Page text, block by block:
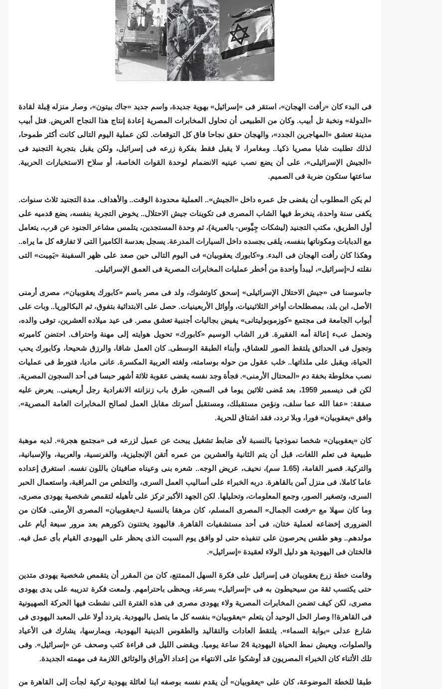
فى البدء كان «رأفت الهجان»، استقر فى «إسرائيل» بهوية جديدة، واسم جديد «جاك بيتون»، وصار منزله قِبلة لقادة
«الدولة» ونخبة تل أبيب. وكان من الطبيعى أن تحاول المخابرات المصرية إعادة إنتاج هذا النجاح العريض. فتل أبيب
مدينة تعشق «المهاجرين الجدد»، والهجان حقق نجاحا فاق كل التوقعات. لكن عملية اليوم التالى كانت أكثر طموحا،
لذلك تطلبت شابا مصريا ذكيا.. ومغامرا، لا يقبل فقط بفكرة زرعه فى إسرائيل، ولكن يقبل بتجربة التجنيد فى
«الجيش الإسرائيلى»، على أن يضع نصب عينيه الانضمام لوحدة القوات الخاصة، أو سلاح الاستخبارات الحربية.
ساعتها ستكون ضربة فى الصميم.
لم يكن المطلوب أن يقضى جل عمره داخل «الجيش».. العملية محدودة الوقت.. والأهداف. مدة التجنيد ثلاث سنوات.
يكفى سنة واحدة، ينخرط فيها الشاب المصرى فى تكوينات جيش الاحتلال.. يخوض التجربة بنفسه، يضع قدميه على
أول الطريق، مكتب التجنيد (ليشكات جِيِّوس- بالعبرية)، ثم وحدة المستجدين، يتلمس مشاعر الجنود عن قرب، يتعامل
مع الدبابات ومكوناتها بنفسه، يلقى بجسده داخل السيارات المدرعة. يسجل بعدسة الكاميرا التى لا تفارقه كل ما يراه..
وهكذا كان رأفت الهجان فى البدء. و«كابورك يعقوبيان» فى اليوم التالى حين صعد على ظهر السفينة «يَمِيت» التى
نقلته لـ«إسرائيل»، ليبدأ واحدة من أخطر عمليات المخابرات المصرية فى العمق الإسرائيلى.
جاسوسنا فى «جيش الاحتلال الإسرائيلى» إسحق كاوتشوك، ولد فى مصر باسم «كابورك يعقوبيان»، مصرى أرمنى
الأصل، ابن بلد، بمصطلحات أواخر الثلاثينيات، وأوائل الأربعينيات. حصل على الابتدائية بتفوق، ثم البكالوريا.. وبات على
أبواب الجامعة فى مجتمع «كوزموبوليتانى» يفيض بجاليات أجنبية تعشق مصر. فى عيد ميلاده العشرين، توفى والده،
وتحمل عبء إعالة أمه الفقيرة. قرر الشاب الوسيم «كابورك» تحويل هوايته إلى مهنة واحتراف. احتضن كاميرته
وتجول فى الحدائق يلتقط الصور للعشاق، وأبناء الطبقة الوسطى. كان العمل شاقا، والرزق شحيحا، وكابورك يحب
الحياة، ويقبل على ملذاتها.. خلب عقول من حوله بوسامته، ولغته العربية المكسرة. عانى ماديا، فتورط فى عمليات
نصب مخلوطة بخفة دم «المحتال الأرمنى». فجأة وجد نفسه يقضى عقوبة ثلاثة أشهر حبسا فى أحد السجون المصرية.
لكن فى ديسمبر 1959، بعد مُضى ثلاثين يوما فى السجن، طرق باب زنزانته الانفرادية رجل أربعينى.. يعرض عليه
صفقة: «عفا الله عما سلف، ونؤمن مستقبلك، ومستقبل أسرتك مقابل العمل لصالح المخابرات العامة المصرية».
وافق «يعقوبيان» فورا، وبلا تردد، فقد اشتاق للحرية.
كان «يعقوبيان» شخصا نموذجيا بالنسبة لأى ضابط تشغيل يبحث عن عميل لزرعه فى «مجتمع هجرة». لديه موهبة
طبيعية فى تعلم اللغات، قبل أن يتم الثانية والعشرين من عمره أتقن الإنجليزية، والفرنسية، والعربية، والإسبانية،
والتركية. قصير القامة، (1.65 سم)، نحيف، عريض الوجه.. شعره بنى وعيناه صافيتان باللون نفسه. استغرق إعداده
عاما كاملا، فى منزل آمن بالقاهرة. دربه الخبراء على أساليب العمل السرى، والتخلص من المراقبة، واستعمال الحبر
السرى، وتصغير الصور، وجمع المعلومات، وتحليلها. لكن الجهد الأكبر تركز على تأهيله لتقمص شخصية يهودى مصرى،
وما كان سهلا مع «رفعت الجمال» المصرى المسلم، كان مرهقا بالنسبة لـ«يعقوبيان» المصرى الأرمنى. فكان من
الضرورى إخضاعه لعملية ختان، فى أحد مستشفيات القاهرة. فاليهود يختنون ذكورهم بعد مرور سبعة أيام على
مولدهم.. وهو طقس يحرصون على تنفيذه حتى لو وافق يوم السبت الذى يحظر على اليهودى القيام بأى عمل فيه.
فالختان فى اليهودية هو دليل الولاء لعقيدة «إسرائيل».
وقامت خطة زرع يعقوبيان فى إسرائيل على فكرة السهل الممتنع، كان من المقرر أن يتقمص شخصية يهودى متدين
حتى يكتسب ثقة من سيحيطون به فى «إسرائيل» بسرعة، ويحظى باحترامهم. ولمعت فكرة تدريبه على يدى يهودى
مصرى، لكن كيف تضمن المخابرات المصرية ولاء يهودى مصرى فى هذه الفترة التى نشطت فيها الحركة الصهيونية
فى القاهرة!! وصار الحل الوحيد أن يتعلم «يعقوبيان» بنفسه كل ما يتصل باليهودية. يتردد أولا على المعبد اليهودى فى
شارع عدلى «بوابة السماء». يلتقط العادات والتقاليد والطقوس الدينية اليهودية، ويمارسها، يشارك فى الأعياد
والصلوات، ويعيش نمط الحياة اليهودية 24 ساعة يوميا. ويقضى الليل فى قراءة كتب وصحف عن «إسرائيل». وفى
تلك الأثناء كان الخبراء المصريون قد أوشكوا على الانتهاء من إعداد الأوراق والوثائق اللازمة فى مهمته الجديدة.
طبقا للخطة الموضوعة، كان على «يعقوبيان» أن يقدم نفسه بوصفه ابنا لعائلة يهودية تركية لجأت إلى القاهرة من